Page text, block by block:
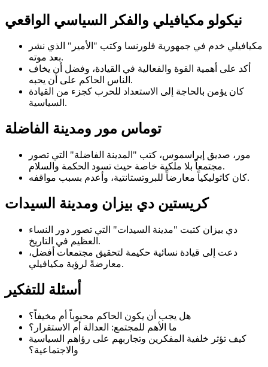
نيكولو مكيافيلي والفكر السياسي الواقعي
مكيافيلي خدم في جمهورية فلورنسا وكتب "الأمير" الذي نشر
بعد موته.
أكد على أهمية القوة والفعالية في القيادة، وفضل أن يخاف
الناس الحاكم على أن يحبه.
كان يؤمن بالحاجة إلى الاستعداد للحرب كجزء من القيادة
السياسية.
توماس مور ومدينة الفاضلة
مور، صديق إيراسموس، كتب "المدينة الفاضلة" التي تصور
مجتمعاً بلا ملكية خاصة حيث تسود الحكمة والسلام.
كان كاثوليكياً معارضاً للبروتستانتية، وأعدم بسبب مواقفه.
كريستين دي بيزان ومدينة السيدات
دي بيزان كتبت "مدينة السيدات" التي تصور دور النساء
العظيم في التاريخ.
دعت إلى قيادة نسائية حكيمة لتحقيق مجتمعات أفضل،
معارضةً لرؤية مكيافيلي.
أسئلة للتفكير
هل يجب أن يكون الحاكم محبوباً أم مخيفاً؟
ما الأهم للمجتمع: العدالة أم الاستقرار؟
كيف تؤثر خلفية المفكرين وتجاربهم على رؤاهم السياسية
والاجتماعية؟